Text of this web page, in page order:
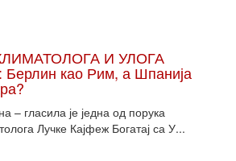
И УЛОГА
као Рим, а Шпанија
– гласила је једна од порука
Лучке Кајфеж Богатај са У...